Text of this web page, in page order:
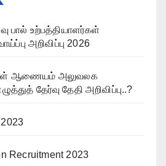
பால் உற்பத்தியாளர்கள்
அறிவிப்பு 2026
ஆணையம் அலுவலக
தேர்வு தேதி அறிவிப்பு..?
Recruitment 2023